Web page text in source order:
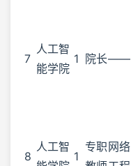
7
人工智
能学院
1 院长——
8
人工智
1
专职网络